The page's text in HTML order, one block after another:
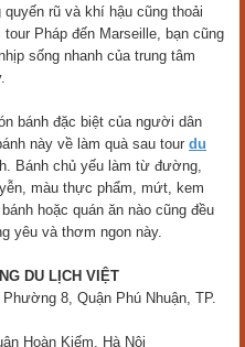
rũ và khí hậu cũng thoải
Pháp đến Marseille, bạn cũng
sống nhanh của trung tâm
bánh đặc biệt của người dân
này về làm quà sau tour du
Bánh chủ yếu làm từ đường,
màu thực phẩm, mứt, kem
hoặc quán ăn nào cũng đều
yêu và thơm ngon này.
DU LỊCH VIỆT
8, Quận Phú Nhuận, TP.
Hoàn Kiếm, Hà Nội